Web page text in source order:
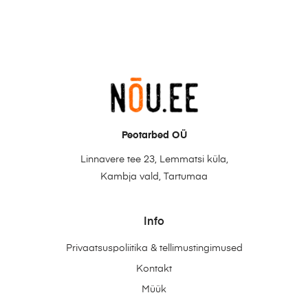
Peotarbed OÜ
Linnavere tee 23, Lemmatsi küla,
Kambja vald, Tartumaa
Info
Privaatsuspoliitika & tellimustingimused
Kontakt
Müük